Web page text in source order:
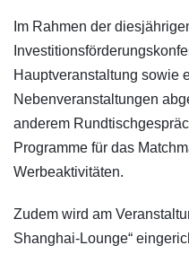
Im Rahmen der
Hauptveranstaltung sowie
Nebenveranstaltungen
anderem
Programme für das
Werbeaktivitäten.
Zudem wird am
Shanghai-Lounge“